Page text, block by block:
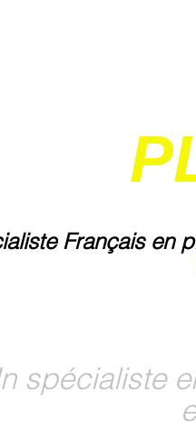
Français en
spécialiste